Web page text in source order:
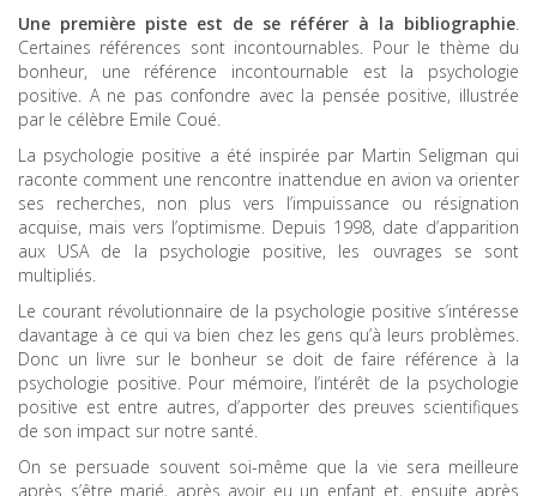
Une première piste est de se référer à la bibliographie.
Certaines références sont incontournables. Pour le thème du
bonheur, une référence incontournable est la psychologie
positive. A ne pas confondre avec la pensée positive, illustrée
par le célèbre Emile Coué.
La psychologie positive a été inspirée par Martin Seligman qui
raconte comment une rencontre inattendue en avion va orienter
ses recherches, non plus vers l’impuissance ou résignation
acquise, mais vers l’optimisme. Depuis 1998, date d’apparition
aux USA de la psychologie positive, les ouvrages se sont
multipliés.
Le courant révolutionnaire de la psychologie positive s’intéresse
davantage à ce qui va bien chez les gens qu’à leurs problèmes.
Donc un livre sur le bonheur se doit de faire référence à la
psychologie positive. Pour mémoire, l’intérêt de la psychologie
positive est entre autres, d’apporter des preuves scientifiques
de son impact sur notre santé.
On se persuade souvent soi-même que la vie sera meilleure
après s’être marié, après avoir eu un enfant et, ensuite après